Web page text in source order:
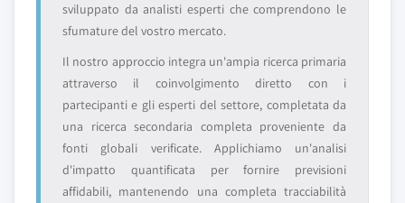
sviluppato da analisti esperti che comprendono le
sfumature del vostro mercato.
Il nostro approccio integra un'ampia ricerca primaria
attraverso il coinvolgimento diretto con i
partecipanti e gli esperti del settore, completata da
una ricerca secondaria completa proveniente da
fonti globali verificate. Applichiamo un'analisi
d'impatto quantificata per fornire previsioni
affidabili, mantenendo una completa tracciabilità